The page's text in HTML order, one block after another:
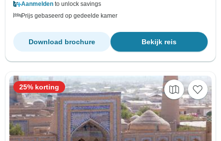
Aanmelden to unlock savings
Prijs gebaseerd op gedeelde kamer
Bekijk reis
Download brochure
25% korting